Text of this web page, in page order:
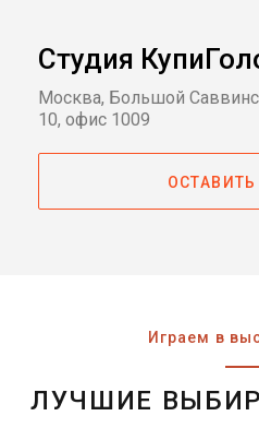
Студия
Москва, Большой
10, офис 1009
Играем в
ЛУЧШИЕ